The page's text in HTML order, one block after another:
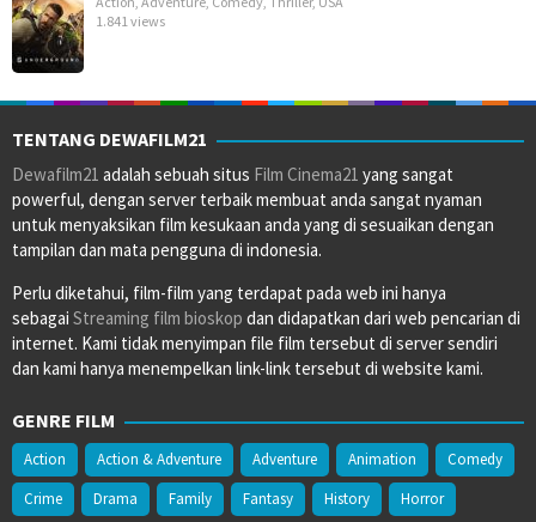
1.841 views
TENTANG DEWAFILM21
Dewafilm21 adalah sebuah situs Film Cinema21 yang sangat
powerful, dengan server terbaik membuat anda sangat nyaman
untuk menyaksikan film kesukaan anda yang di sesuaikan dengan
tampilan dan mata pengguna di indonesia.
Perlu diketahui, film-film yang terdapat pada web ini hanya
sebagai Streaming film bioskop dan didapatkan dari web pencarian di
internet. Kami tidak menyimpan file film tersebut di server sendiri
dan kami hanya menempelkan link-link tersebut di website kami.
GENRE FILM
Action Action & Adventure Adventure Animation
Comedy
Crime
Drama Family Fantasy History Horror